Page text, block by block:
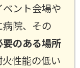
ント会場や
院、その
のある場所
性能の低い